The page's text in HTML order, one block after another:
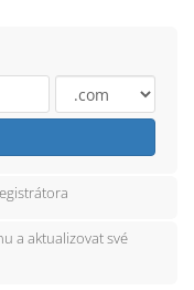
a aktualizovat své